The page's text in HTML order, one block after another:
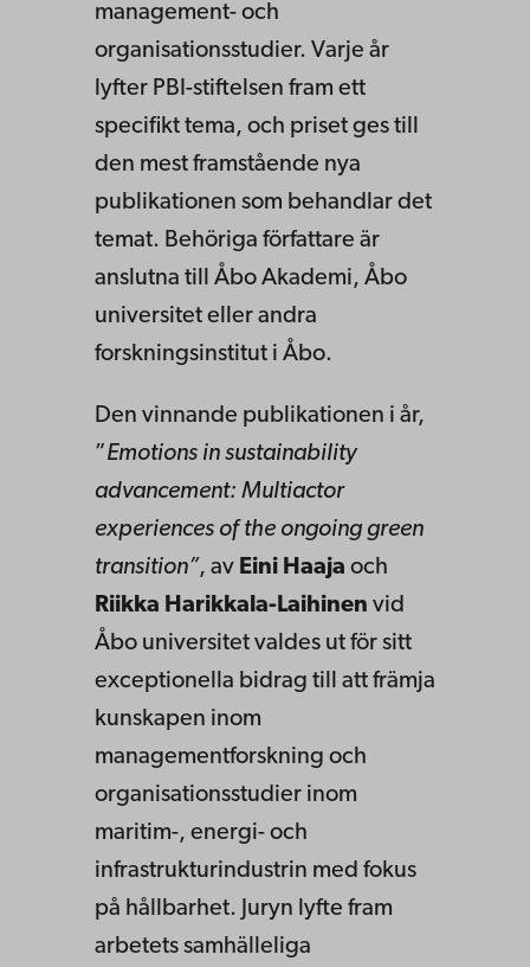
management- och
organisationsstudier. Varje år
lyfter PBI-stiftelsen fram ett
specifikt tema, och priset ges till
den mest framstående nya
publikationen som behandlar det
temat. Behöriga författare är
anslutna till Åbo Akademi, Åbo
universitet eller andra
forskningsinstitut i Åbo.
Den vinnande publikationen i år,
”Emotions in sustainability
advancement: Multiactor
experiences of the ongoing green
transition”, av Eini Haaja och
Riikka Harikkala-Laihinen vid
Åbo universitet valdes ut för sitt
exceptionella bidrag till att främja
kunskapen inom
managementforskning och
organisationsstudier inom
maritim-, energi- och
infrastrukturindustrin med fokus
på hållbarhet. Juryn lyfte fram
arbetets samhälleliga